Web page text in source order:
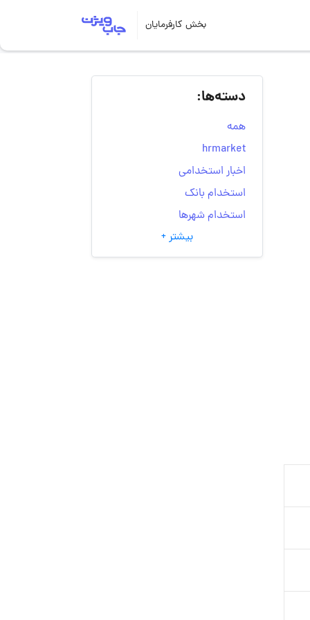
بخش کارفرمایان
دسته‌ها:
همه
hrmarket
اخبار استخدامی
استخدام بانک
استخدام شهرها
انتخاب مسیر شغلی
به‌روزرسانی‌های سایت
بیشتر +